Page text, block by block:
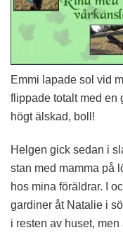
Emmi lapade sol vid
flippade totalt med en
högt älskad, boll!
Helgen gick sedan i
stan med mamma på
hos mina föräldrar. I
gardiner åt Natalie i
i resten av huset,